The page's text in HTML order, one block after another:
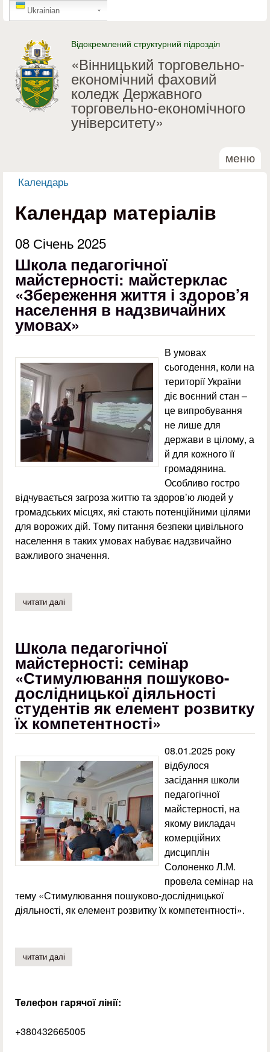
Перейти до основного
GTranslate
Ukrainian
Відокремлений структурний підрозділ
«Вінницький торговельно-
економічний фаховий
коледж Державного
торговельно-економічного
університету»
меню
Ви є тут
Календарь
Календар матеріалів
08 Січень 2025
Школа педагогічної
майстерності: майстерклас
«Збереження життя і здоров’я
населення в надзвичайних
умовах»
В умовах
сьогодення, коли на
території України
діє воєнний стан –
це випробування
не лише для
держави в цілому, а
й для кожного її
громадянина.
Особливо гостро
відчувається загроза життю та здоров’ю людей у
громадських місцях, які стають потенційними цілями
для ворожих дій. Тому питання безпеки цивільного
населення в таких умовах набуває надзвичайно
важливого значення.
читати далі
Школа педагогічної
майстерності: семінар
«Стимулювання пошуково-
дослідницької діяльності
студентів як елемент розвитку
їх компетентності»
08.01.2025 року
відбулося
засідання школи
педагогічної
майстерності, на
якому викладач
комерційних
дисциплін
Солоненко Л.М.
провела семінар на
тему «Стимулювання пошуково-дослідницької
діяльності, як елемент розвитку їх компетентності».
читати далі
Телефон гарячої лінії:
+380432665005